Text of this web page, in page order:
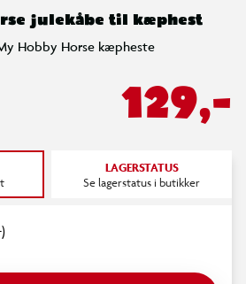
julekåbe til kæphest
Hobby Horse kæpheste
129,-
LAGERSTATUS
Se lagerstatus i butikker